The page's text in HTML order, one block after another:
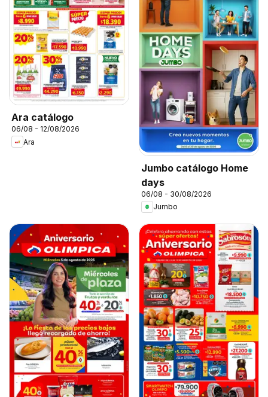
Ara catálogo
06/08 - 12/08/2026
Ara
Jumbo catálogo Home
days
06/08 - 30/08/2026
Jumbo